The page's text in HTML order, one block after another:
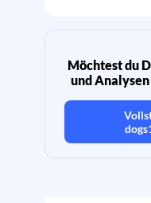
Möchtest du
und